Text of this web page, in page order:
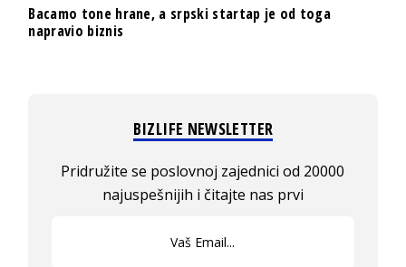
Bacamo tone hrane, a srpski startap je od toga
napravio biznis
BIZLIFE NEWSLETTER
Pridružite se poslovnoj zajednici od 20000
najuspešnijih i čitajte nas prvi